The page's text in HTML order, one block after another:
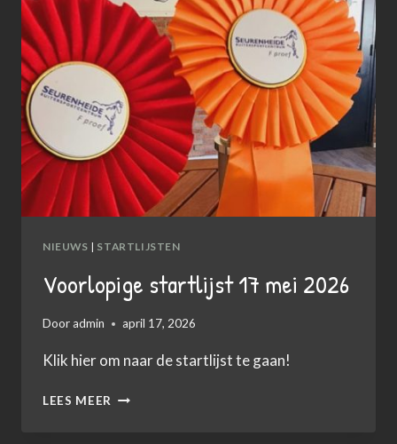
NIEUWS | STARTLIJSTEN
Voorlopige startlijst 17 mei 2026
Dooradmin april 17, 2026
Klik hier om naar de startlijst te gaan!
LEES MEER VOORLOPIGE